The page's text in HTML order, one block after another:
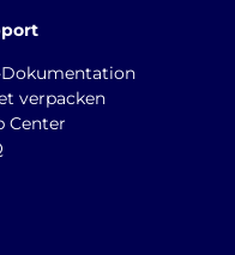
Dokumentation
verpacken
Center